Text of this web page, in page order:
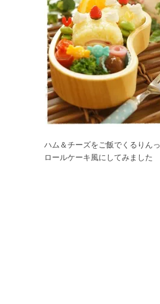
ハム＆チーズをご飯でくるりん
ロールケーキ風にしてみました